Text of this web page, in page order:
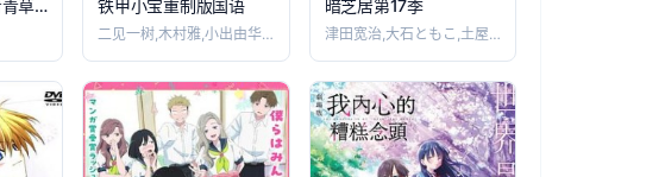
喜羊羊与灰太狼青青草原发明家 铁甲小宝重制版国语
二见一树,木村雅,小出由华,石井洋祐,向
暗芝居第17季
津田宽治,大石ともこ,土屋咲登子,篠田谅